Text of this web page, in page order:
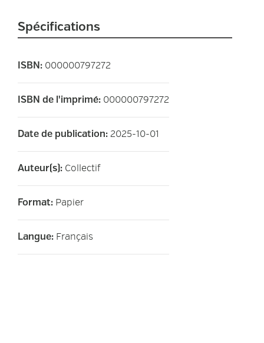
Spécifications
ISBN : 000000797272
ISBN de l'imprimé: 000000797272
Date de publication: 2025-10-01
Auteur(s) : Collectif
Format: Papier
Langue: Français